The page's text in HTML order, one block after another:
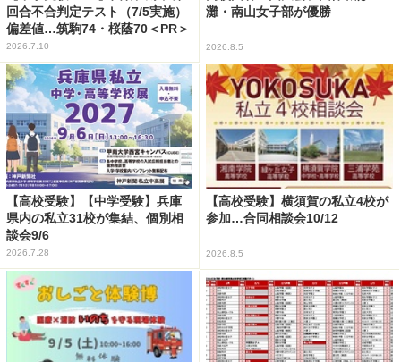
回合不合判定テスト（7/5実施）
偏差値…筑駒74・桜蔭70＜PR＞
2026.7.10
灘・南山女子部が優勝
2026.8.5
【高校受験】【中学受験】兵庫
県内の私立31校が集結、個別相
談会9/6
2026.7.28
【高校受験】横須賀の私立4校が
参加…合同相談会10/12
2026.8.5